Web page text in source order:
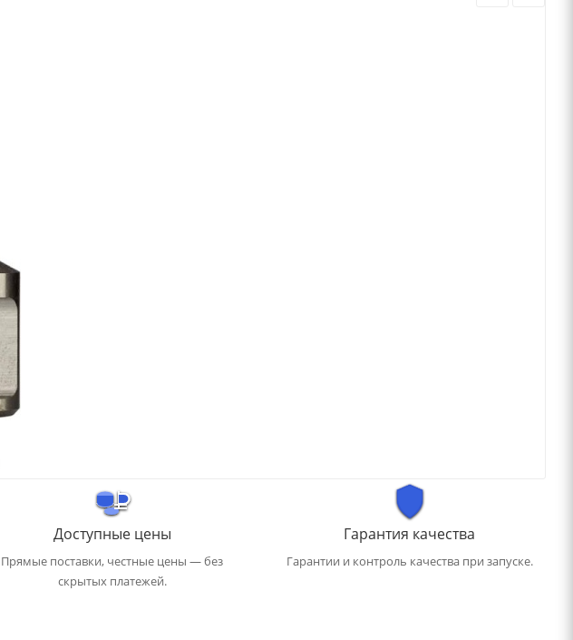
Доступные цены
Прямые поставки, честные цены — без
скрытых платежей.
Гарантия качества
Гарантии и контроль качества при запуске.